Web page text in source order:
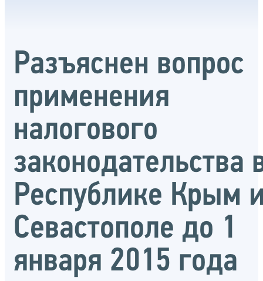
Разъяснен вопрос
применения
налогового
законодательства
Республике Крым
Севастополе до 1
января 2015 года